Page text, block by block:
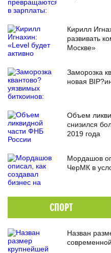
Кирилл
развивать
Москве»
Заморозка
новая
Объем
снизился
2019 года
Мордашов
ЧерМК в
СПОРТ
Назван